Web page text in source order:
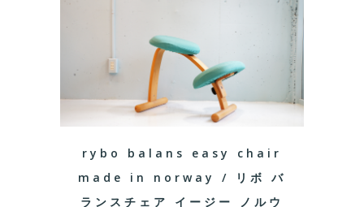
rybo balans easy chair
made in norway / リボ バ
ランスチェア イージー ノルウ